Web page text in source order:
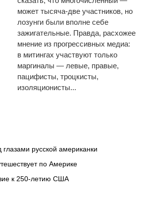
может тысяча-две участников, но
лозунги были вполне себе
зажигательные. Правда, расхожее
мнение из прогрессивных медиа:
в митингах участвуют только
маргиналы — левые, правые,
пацифисты, троцкисты,
изоляционисты...
русской американки
по Америке
к 250-летию США